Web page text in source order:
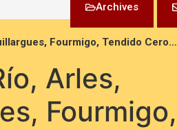
Archives
Fourmigo, Tendido Cero…
Arles,
Fourmigo,